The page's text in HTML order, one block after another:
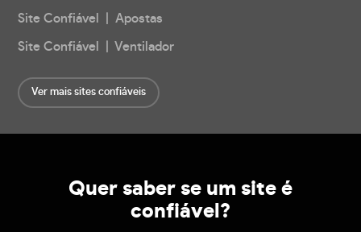
Site Confiável | Apostas
Site Confiável | Ventilador
Ver mais sites confiáveis
Quer saber se um site é
confiável?